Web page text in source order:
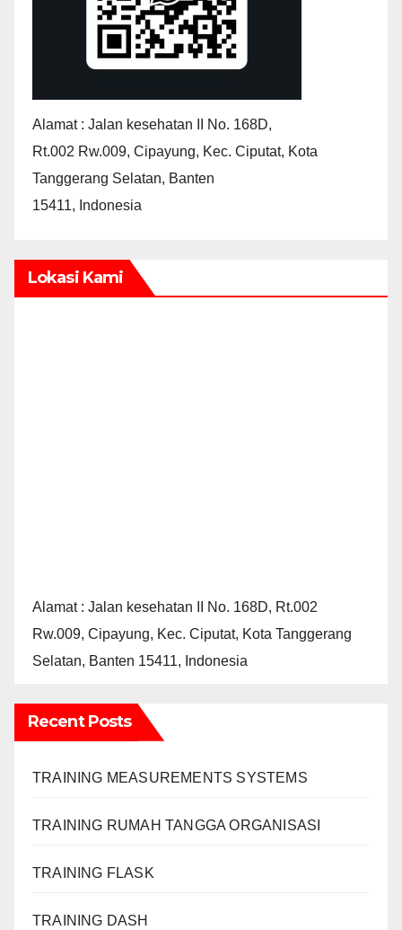
Alamat : Jalan kesehatan II No. 168D,
Rt.002 Rw.009, Cipayung, Kec. Ciputat, Kota
Tanggerang Selatan, Banten
15411, Indonesia
Lokasi Kami
Alamat : Jalan kesehatan II No. 168D, Rt.002
Rw.009, Cipayung, Kec. Ciputat, Kota Tanggerang
Selatan, Banten 15411, Indonesia
Recent Posts
TRAINING MEASUREMENTS SYSTEMS
TRAINING RUMAH TANGGA ORGANISASI
TRAINING FLASK
TRAINING DASH